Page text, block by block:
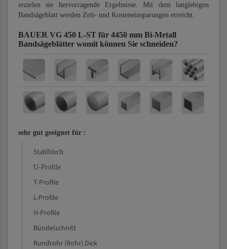
erzielen sie hervorragende Ergebnisse. Mit dem langlebigen
Bandsägeblatt werden Zeit- und Kosteneinsparungen erreicht.
BAUER VG 450 L-ST für 4450 mm Bi-Metall
Bandsägeblätter womit können Sie schneiden?
sehr gut geeignet für :
Stahlblech
U-Profile
T-Profile
L-Profile
H-Profile
Bündelschnitt
Rundrohr (Rohr) Dick